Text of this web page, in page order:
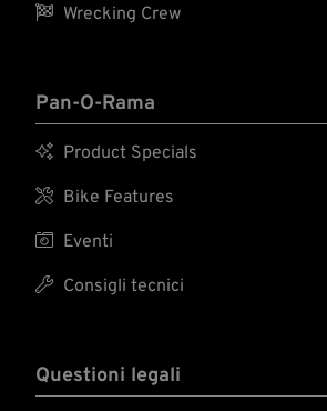
 Wrecking Crew
Pan-O-Rama
 Product Specials
 Bike Features
 Eventi
 Consigli tecnici
Questioni legali